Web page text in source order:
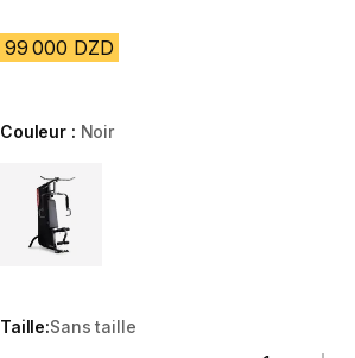
99 000 DZD
Couleur : Noir
Choose a variant
Taille:Sans taille